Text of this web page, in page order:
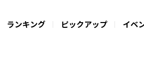
ランキング ピックアップ イベ